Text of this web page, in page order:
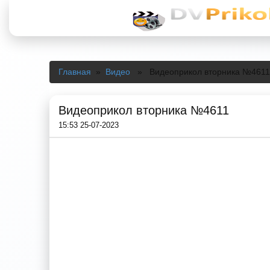
Главная » Видео » Видеоприкол вторника №4611
Видеоприкол вторника №4611
15:53 25-07-2023